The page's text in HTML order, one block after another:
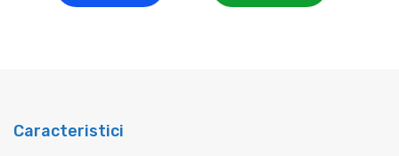
Caracteristici